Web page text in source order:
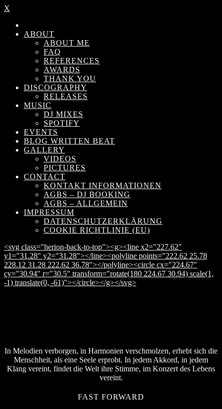
X
ABOUT
ABOUT ME
FAQ
REFERENCES
AWARDS
THANK YOU
DISCOGRAPHY
RELEASES
MUSIC
DJ MIXES
SPOTIFY
EVENTS
BLOG WRITTEN BEAT
GALLERY
VIDEOS
PICTURES
CONTACT
KONTAKT INFORMATIONEN
AGBS – DJ BOOKING
AGBS – ALLGEMEIN
IMPRESSUM
DATENSCHUTZERKLÄRUNG
COOKIE RICHTLINIE (EU)
<svg class="herion-back-to-top"><g><line x2="227.62"
y1="31.28" y2="31.28"></line><polyline points="222.62 25.78
228.12 31.28 222.62 36.78"></polyline><circle cx="224.67"
cy="30.94" r="30.5" transform="rotate(180 224.67 30.94) scale(1,
-1) translate(0, -61)"></circle></g></svg>
In Melodien verborgen, in Harmonien verschmolzen, erhebt sich die
Menschheit, als eine Seele erprobt. In jedem Akkord, in jedem
Klang vereint, findet die Welt ihre Stimme, im Konzert des Lebens
vereint.
FAST FORWARD